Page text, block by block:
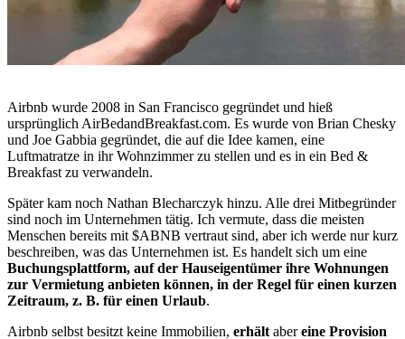
Airbnb wurde 2008 in San Francisco gegründet und hieß
ursprünglich AirBedandBreakfast.com. Es wurde von Brian Chesky
und Joe Gabbia gegründet, die auf die Idee kamen, eine
Luftmatratze in ihr Wohnzimmer zu stellen und es in ein Bed &
Breakfast zu verwandeln.
Später kam noch Nathan Blecharczyk hinzu. Alle drei Mitbegründer
sind noch im Unternehmen tätig. Ich vermute, dass die meisten
Menschen bereits mit $ABNB vertraut sind, aber ich werde nur kurz
beschreiben, was das Unternehmen ist. Es handelt sich um eine
Buchungsplattform, auf der Hauseigentümer ihre Wohnungen
zur Vermietung anbieten können, in der Regel für einen kurzen
Zeitraum, z. B. für einen Urlaub.
Airbnb selbst besitzt keine Immobilien, erhält abereine Provision